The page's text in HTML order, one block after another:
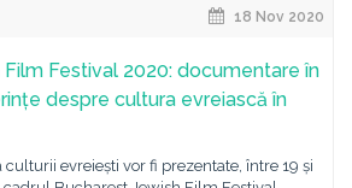
18 Nov 2020
Festival 2020: documentare în
despre cultura evreiască în
evreiești vor fi prezentate, între 19 și